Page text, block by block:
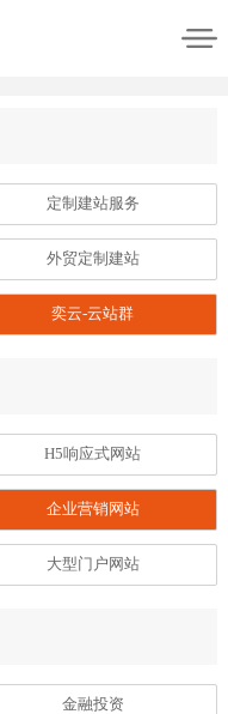
定制建站服务
外贸定制建站
奕云-云站群
H5响应式网站
企业营销网站
大型门户网站
金融投资